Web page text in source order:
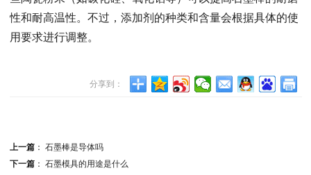
性和耐高温性。不过，添加剂的种类和含量会根据具体的使
用要求进行调整。
分享到：
上一篇： 石墨棒是导体吗
下一篇： 石墨模具的用途是什么